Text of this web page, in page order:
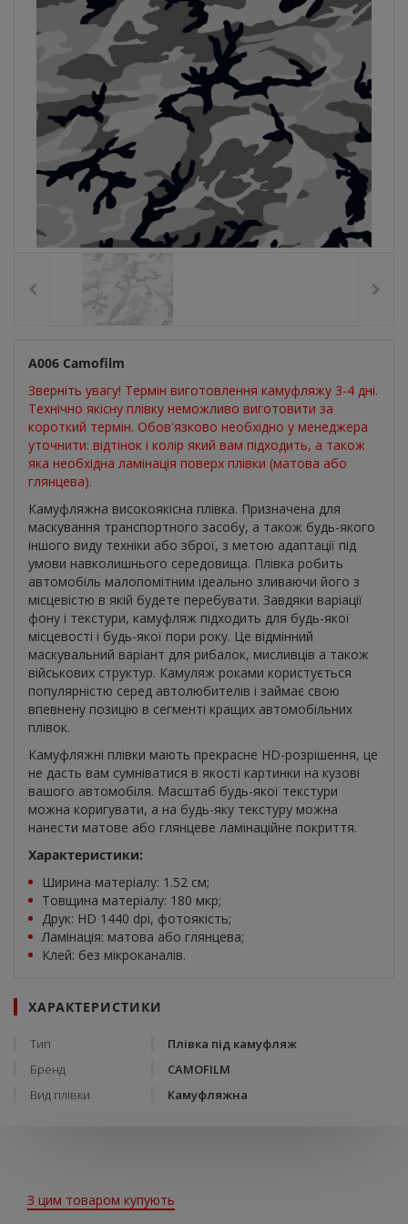
А006 Camofilm
Зверніть увагу! Термін виготовлення камуфляжу 3-4 дні.
Технічно якісну плівку неможливо виготовити за
короткий термін. Обов'язково необхідно у менеджера
уточнити: відтінок і колір який вам підходить, а також
яка необхідна ламінація поверх плівки (матова або
глянцева).
Камуфляжна високоякісна плівка. Призначена для
маскування транспортного засобу, а також будь-якого
іншого виду техніки або зброї, з метою адаптації під
умови навколишнього середовища. Плівка робить
автомобіль малопомітним ідеально зливаючи його з
місцевістю в якій будете перебувати. Завдяки варіації
фону і текстури, камуфляж підходить для будь-якої
місцевості і будь-якої пори року. Це відмінний
маскувальний варіант для рибалок, мисливців а також
військових структур. Камуляж роками користується
популярністю серед автолюбителів і займає свою
впевнену позицію в сегменті кращих автомобільних
плівок.
Камуфляжні плівки мають прекрасне HD-розрішення, це
не дасть вам сумніватися в якості картинки на кузові
вашого автомобіля. Масштаб будь-якої текстури
можна коригувати, а на будь-яку текстуру можна
нанести матове або глянцеве ламінаційне покриття.
Характеристики:
Ширина матеріалу: 1.52 см;
Товщина матеріалу: 180 мкр;
Друк: HD 1440 dpi, фотоякість;
Ламінація: матова або глянцева;
Клей: без мікроканалів.
ХАРАКТЕРИСТИКИ
Тип
Плівка під камуфляж
Бренд
CAMOFILM
Вид плівки
Камуфляжна
З цим товаром купують